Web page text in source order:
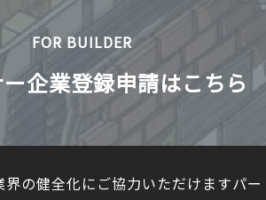
FOR BUILDER
企業登録申請はこちら
の健全化にご協力いただけますパ